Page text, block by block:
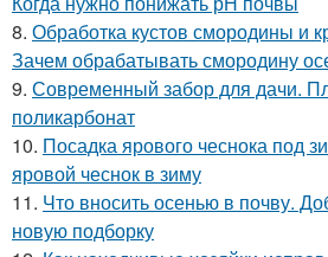
8. Обработка кустов смородины и
Зачем обрабатывать смородину
9. Современный забор для дачи.
поликарбонат
10. Посадка ярового чеснока под
яровой чеснок в зиму
11. Что вносить осенью в почву.
новую подборку